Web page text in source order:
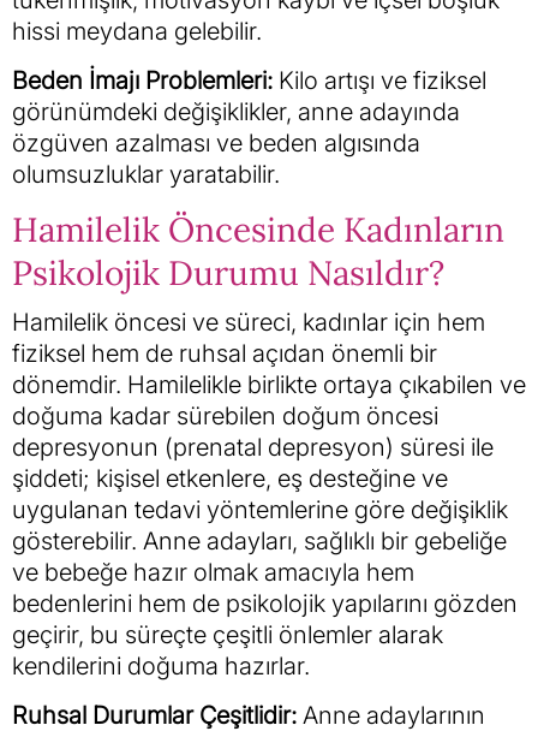
hissi meydana gelebilir.
Beden İmajı Problemleri: Kilo artışı ve fiziksel
görünümdeki değişiklikler, anne adayında
özgüven azalması ve beden algısında
olumsuzluklar yaratabilir.
Hamilelik Öncesinde Kadınların
Psikolojik Durumu Nasıldır?
Hamilelik öncesi ve süreci, kadınlar için hem
fiziksel hem de ruhsal açıdan önemli bir
dönemdir. Hamilelikle birlikte ortaya çıkabilen ve
doğuma kadar sürebilen doğum öncesi
depresyonun (prenatal depresyon) süresi ile
şiddeti; kişisel etkenlere, eş desteğine ve
uygulanan tedavi yöntemlerine göre değişiklik
gösterebilir. Anne adayları, sağlıklı bir gebeliğe
ve bebeğe hazır olmak amacıyla hem
bedenlerini hem de psikolojik yapılarını gözden
geçirir, bu süreçte çeşitli önlemler alarak
kendilerini doğuma hazırlar.
Ruhsal Durumlar Çeşitlidir: Anne adaylarının